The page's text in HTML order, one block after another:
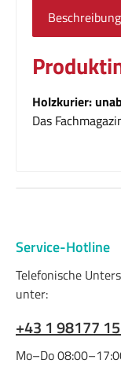
Beschreibung
Holzkurier:
Das
Service-Hotline
Telefonische
unter:
+43 1 98177
Mo–Do